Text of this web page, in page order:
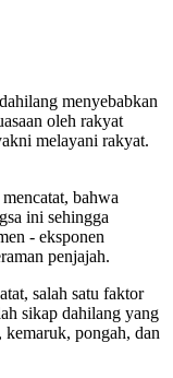
menyebabkan
oleh rakyat
melayani rakyat.
bahwa
ini sehingga
- eksponen
penjajah.
salah satu faktor
sikap dahilang yang
kemaruk, pongah, dan